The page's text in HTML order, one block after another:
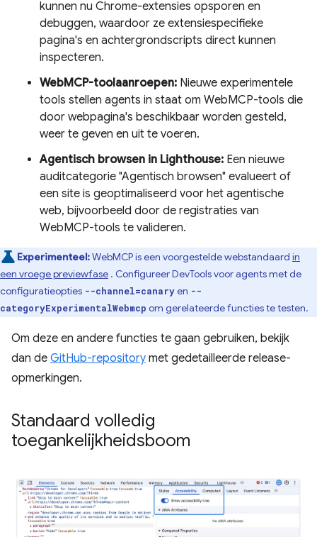
kunnen nu Chrome-extensies opsporen en
debuggen, waardoor ze extensiespecifieke
pagina's en achtergrondscripts direct kunnen
inspecteren.
WebMCP-toolaanroepen: Nieuwe experimentele
tools stellen agents in staat om WebMCP-tools die
door webpagina's beschikbaar worden gesteld,
weer te geven en uit te voeren.
Agentisch browsen in Lighthouse: Een nieuwe
auditcategorie "Agentisch browsen" evalueert of
een site is geoptimaliseerd voor het agentische
web, bijvoorbeeld door de registraties van
WebMCP-tools te valideren.
Experimenteel:WebMCP is een voorgestelde webstandaard in
een vroege previewfase . Configureer DevTools voor agents met de
configuratieopties --channel=canaryen --
categoryExperimentalWebmcp om gerelateerde functies te testen.
Om deze en andere functies te gaan gebruiken, bekijk
dan de GitHub-repository met gedetailleerde release-
opmerkingen.
Standaard volledig
toegankelijkheidsboom